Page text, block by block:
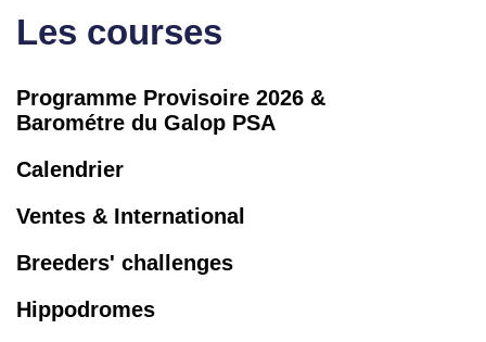
Les courses
Programme Provisoire 2026 &
Barométre du Galop PSA
Calendrier
Ventes & International
Breeders' challenges
Hippodromes